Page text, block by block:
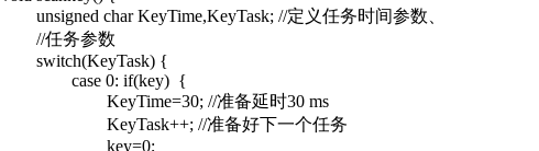
unsigned char KeyTime,KeyTask; //定义任务时间参数、
//任务参数
switch(KeyTask) {
case 0: if(key) {
KeyTime=30; //准备延时30 ms
KeyTask++; //准备好下一个任务
key=0;